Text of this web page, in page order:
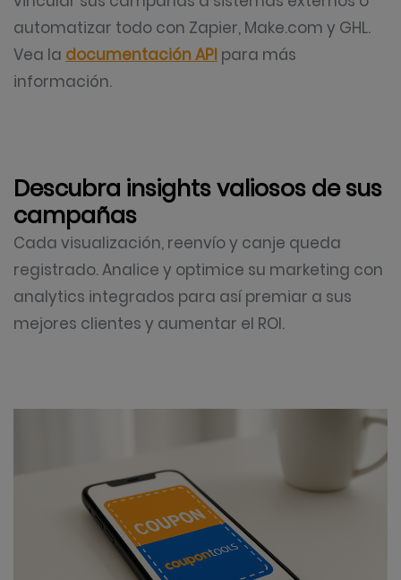
automatizar todo con Zapier, Make.com y GHL.
Vea la documentación API para más
información.
Descubra insights valiosos de sus
campañas
Cada visualización, reenvío y canje queda
registrado. Analice y optimice su marketing con
analytics integrados para así premiar a sus
mejores clientes y aumentar el ROI.